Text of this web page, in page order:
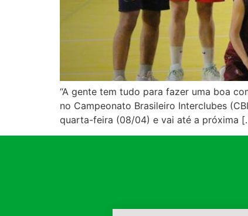
“A gente tem tudo para fazer uma boa
no Campeonato Brasileiro Interclubes
quarta-feira (08/04) e vai até a próxima